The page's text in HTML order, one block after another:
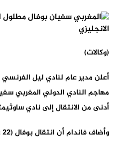
(وكالات)
أعلن مدير عام لنادي ليل
مهاجم النادي الدولي المغربي
أدنى من الانتقال إلى نادي